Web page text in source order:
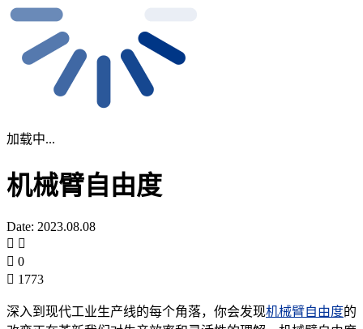
加载中...
机械臂自由度
Date: 2023.08.08
0
1773
深入到现代工业生产线的每个角落，你会发现机械臂自由度的